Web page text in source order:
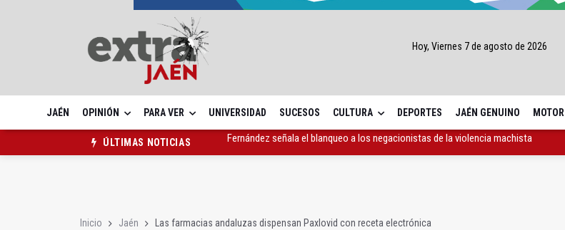
Hoy, Viernes 7 de agosto de 2026
JAÉN OPINIÓN PARA VER UNIVERSIDAD SUCESOS CULTURA DEPORTES JAÉN GENUINO MOTOR
ÚLTIMAS NOTICIAS
Latorre incide en el apoyo a proyectos de cooperación
Inicio Jaén Las farmacias andaluzas dispensan Paxlovid con receta electrónica